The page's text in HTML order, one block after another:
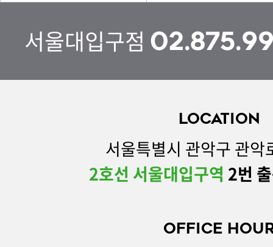
서울대입구점
LOCATION
서울특별시 관악구 관악
2호선 서울대입구역 2번
OFFICE